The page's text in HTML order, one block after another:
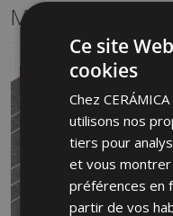
Même format
NOUVEAU
Ce site
cookies
Chez
utilisons nos
tiers pour
et vous
préférences en
partir de vos